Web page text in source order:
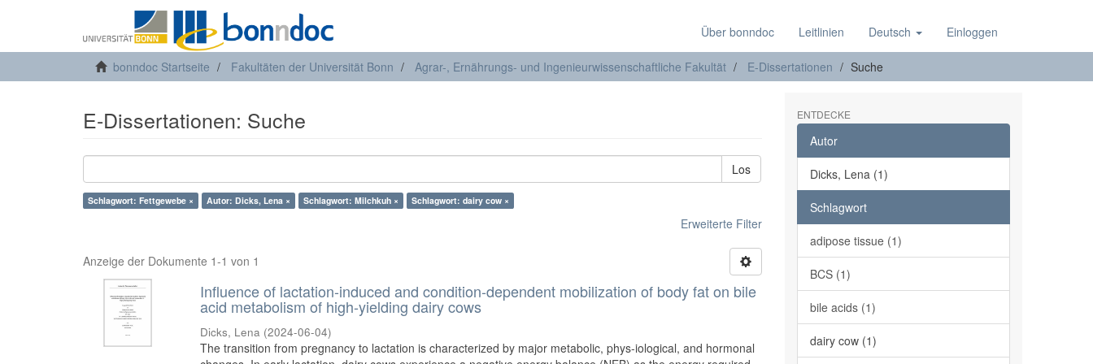
Über bonndoc Leitlinien Deutsch Einloggen
bonndoc Startseite Fakultäten der Universität Bonn Agrar-, Ernährungs- und Ingenieurwissenschaftliche Fakultät E-Dissertationen Suche
E-Dissertationen: Suche
Los
Schlagwort: Fettgewebe × Autor: Dicks, Lena × Schlagwort: Milchkuh × Schlagwort: dairy cow ×
Erweiterte Filter
Anzeige der Dokumente 1-1 von 1
Influence of lactation-induced and condition-dependent mobilization of body fat on bile
acid metabolism of high-yielding dairy cows
Dicks, Lena (2024-06-04)
The transition from pregnancy to lactation is characterized by major metabolic, phys-iological, and hormonal
ENTDECKE
Autor
Dicks, Lena (1)
Schlagwort
adipose tissue (1)
BCS (1)
bile acids (1)
dairy cow (1)